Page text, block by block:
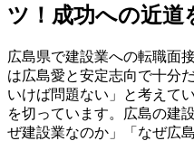
ツ！成功への近道
広島県で建設業への転職面
は広島愛と安定志向で十分
いけば問題ない」と考えて
を切っています。広島の建
ぜ建設業なのか」「なぜ広